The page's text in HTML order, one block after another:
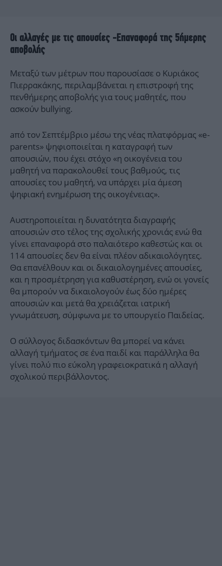
Οι αλλαγές με τις απουσίες -Επαναφορά της 5ήμερης
αποβολής
Μεταξύ των μέτρων που παρουσίασε ο Κυριάκος
Πιερρακάκης, περιλαμβάνεται η επιστροφή της
πενθήμερης αποβολής για τους μαθητές, που
ασκούν bullying.
aπό τον Σεπτέμβριο μέσω της νέας πλατφόρμας «e-
parents» ψηφιοποιείται η καταγραφή των
απουσιών, που έχει στόχο «η οικογένεια του
μαθητή να παρακολουθεί τους βαθμούς, τις
απουσίες του μαθητή, να υπάρχει μία άμεση
ψηφιακή ενημέρωση της οικογένειας».
Αυστηροποιείται η δυνατότητα διαγραφής
απουσιών στο τέλος της σχολικής χρονιάς ενώ θα
γίνει επαναφορά στο παλαιότερο καθεστώς και οι
114 απουσίες δεν θα είναι πλέον αδικαιολόγητες.
Θα επανέλθουν και οι δικαιολογημένες απουσίες,
και η προσμέτρηση για καθυστέρηση, ενώ οι γονείς
θα μπορούν να δικαιολογούν έως δύο ημέρες
απουσιών και μετά θα χρειάζεται ιατρική
γνωμάτευση, σύμφωνα με το υπουργείο Παιδείας.
Ο σύλλογος διδασκόντων θα μπορεί να κάνει
αλλαγή τμήματος σε ένα παιδί και παράλληλα θα
γίνει πολύ πιο εύκολη γραφειοκρατικά η αλλαγή
σχολικού περιβάλλοντος.